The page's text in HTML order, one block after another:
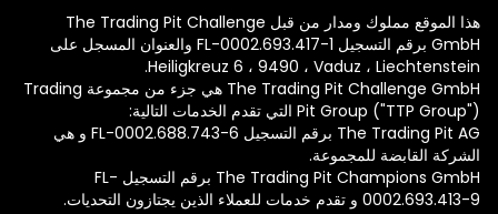
هذا الموقع مملوك ومدار من قبل The Trading Pit Challenge
GmbH برقم التسجيل FL-0002.693.417-1 والعنوان المسجل على
Heiligkreuz 6 ، 9490 ، Vaduz ، Liechtenstein.
The Trading Pit Challenge GmbH هي جزء من مجموعة Trading
Pit Group ("TTP Group") التي تقدم الخدمات التالية:
The Trading Pit AG برقم التسجيل FL-0002.688.743-6 و هي
الشركة القابضة للمجموعة.
The Trading Pit Champions GmbH برقم التسجيل FL-
0002.693.413-9 و تقدم خدمات للعملاء الذين يجتازون التحديات.